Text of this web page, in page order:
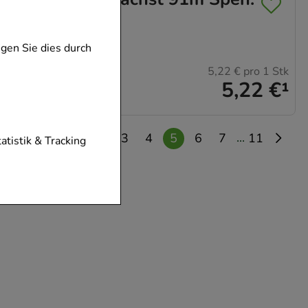
Sie dies durch
unserer
nicht
& Tracking
5,22 €¹
5,22 € pro 1 Stk
3 4 5 6 7 ... 11